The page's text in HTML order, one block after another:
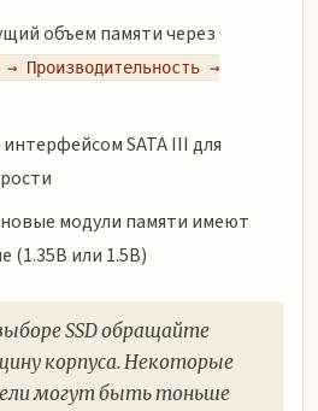
объем памяти через
Производительность →
SATA III для
модули памяти имеют
(1.35В или 1.5В)
SSD обращайте
корпуса. Некоторые
могут быть тоньше